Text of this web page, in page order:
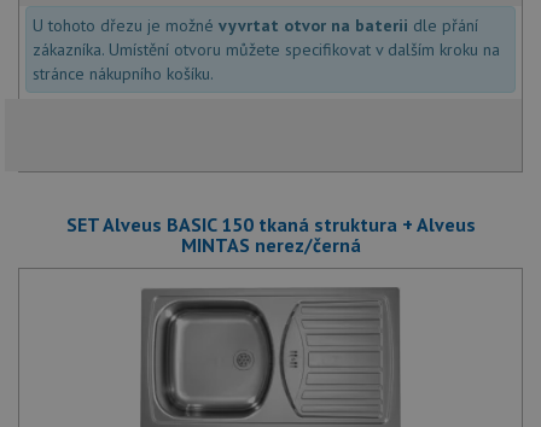
U tohoto dřezu je možné vyvrtat otvor na baterii dle přání
zákazníka. Umístění otvoru můžete specifikovat v dalším kroku na
stránce nákupního košíku.
SET Alveus BASIC 150 tkaná struktura + Alveus
MINTAS nerez/černá